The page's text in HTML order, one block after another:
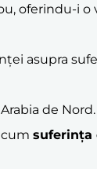
oferindu-i
asupra
de
suferința